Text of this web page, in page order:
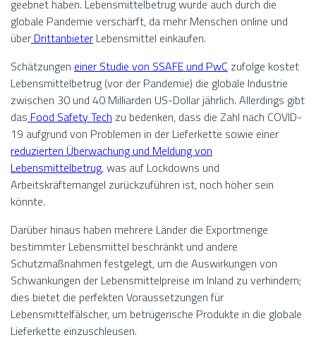
geebnet haben. Lebensmittelbetrug wurde auch durch die
globale Pandemie verschärft, da mehr Menschen online und
über Drittanbieter Lebensmittel einkaufen.
Schätzungen einer Studie von SSAFE und PwC zufolge kostet
Lebensmittelbetrug (vor der Pandemie) die globale Industrie
zwischen 30 und 40 Milliarden US-Dollar jährlich. Allerdings gibt
das Food Safety Tech zu bedenken, dass die Zahl nach COVID-
19 aufgrund von Problemen in der Lieferkette sowie einer
reduzierten Überwachung und Meldung von
Lebensmittelbetrug, was auf Lockdowns und
Arbeitskräftemangel zurückzuführen ist, noch höher sein
könnte.
Darüber hinaus haben mehrere Länder die Exportmenge
bestimmter Lebensmittel beschränkt und andere
Schutzmaßnahmen festgelegt, um die Auswirkungen von
Schwankungen der Lebensmittelpreise im Inland zu verhindern;
dies bietet die perfekten Voraussetzungen für
Lebensmittelfälscher, um betrügerische Produkte in die globale
Lieferkette einzuschleusen.